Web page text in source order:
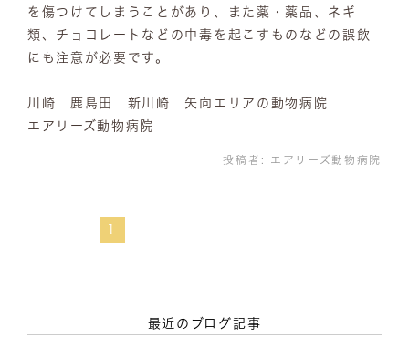
を傷つけてしまうことがあり、また薬・薬品、ネギ
類、チョコレートなどの中毒を起こすものなどの誤飲
にも注意が必要です。
川崎 鹿島田 新川崎 矢向エリアの動物病院
エアリーズ動物病院
投稿者: エアリーズ動物病院
最近のブログ記事